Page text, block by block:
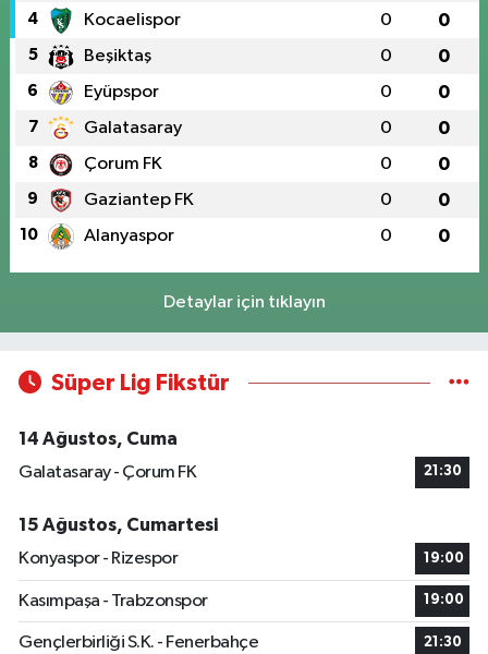
4 Kocaelispor 0 0
5 Beşiktaş 0 0
6 Eyüpspor 0 0
7 Galatasaray 0 0
8 Çorum FK 0 0
9 Gaziantep FK 0 0
10 Alanyaspor 0 0
Detaylar için tıklayın
Süper Lig Fikstür
14 Ağustos, Cuma
Galatasaray - Çorum FK
21:30
15 Ağustos, Cumartesi
Konyaspor - Rizespor
19:00
Kasımpaşa - Trabzonspor 19:00
Gençlerbirliği S.K. - Fenerbahçe 21:30